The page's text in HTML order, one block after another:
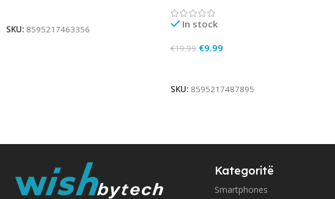
SKU: 8595217463356 In stock
€19.99 €9.99
SKU: 8595217487895
Kategoritë
Smartphones